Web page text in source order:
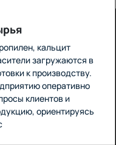
кальцит
загружаются в
к производству.
оперативно
клиентов и
ориентируясь